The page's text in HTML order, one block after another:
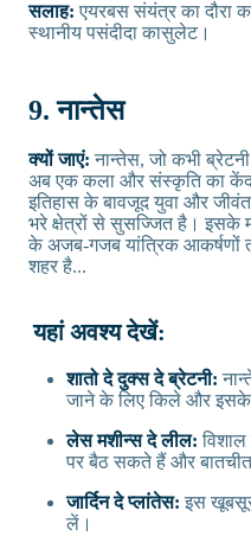
सलाह:एयरबस संयंत्र का दौरा
स्थानीय पसंदीदा कासुलेट।
9. नान्तेस
क्यों जाएं: नान्तेस, जो कभी
अब एक कला और संस्कृति का
इतिहास के बावजूद युवा और
भरे क्षेत्रों से सुसज्जित है। इसके
के अजब-गजब यांत्रिक
शहर है...
यहां अवश्य देखें:
शातो दे दुक्स दे ब्रेटनी:
जाने के लिए किले और
लेस मशीन्स दे लील:
पर बैठ सकते हैं और
जार्दिन दे प्लांतेस: इस
लें।